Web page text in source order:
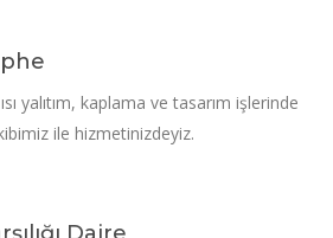
ısı yalıtım, kaplama ve tasarım işlerinde
ile hizmetinizdeyiz.